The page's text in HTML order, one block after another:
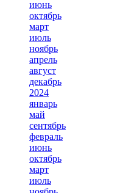
июнь
октябрь
март
июль
ноябрь
апрель
август
декабрь
2024
январь
май
сентябрь
февраль
июнь
октябрь
март
июль